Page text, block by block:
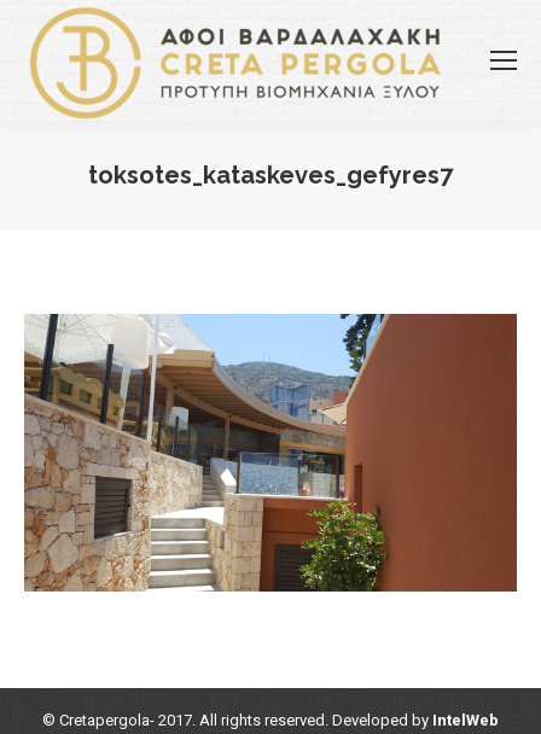
toksotes_kataskeves_gefyres7
© Cretapergola- 2017. All rights reserved. Developed by IntelWeb